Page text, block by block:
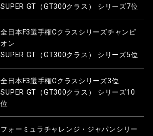
SUPER GT（GT300クラス） シリーズ7位
全日本F3選手権Cクラスシリーズチャンピ
オン
SUPER GT（GT300クラス） シリーズ5位
全日本F3選手権Cクラスシリーズ3位
SUPER GT（GT300クラス） シリーズ10
位
フォーミュラチャレンジ・ジャパンシリー